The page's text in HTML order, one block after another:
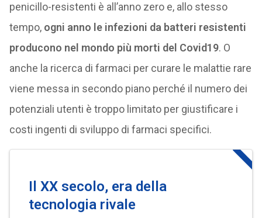
penicillo-resistenti è all’anno zero e, allo stesso
tempo, ogni anno le infezioni da batteri resistenti
producono nel mondo più morti del Covid19. O
anche la ricerca di farmaci per curare le malattie rare
viene messa in secondo piano perché il numero dei
potenziali utenti è troppo limitato per giustificare i
costi ingenti di sviluppo di farmaci specifici.
Il XX secolo, era della
tecnologia rivale